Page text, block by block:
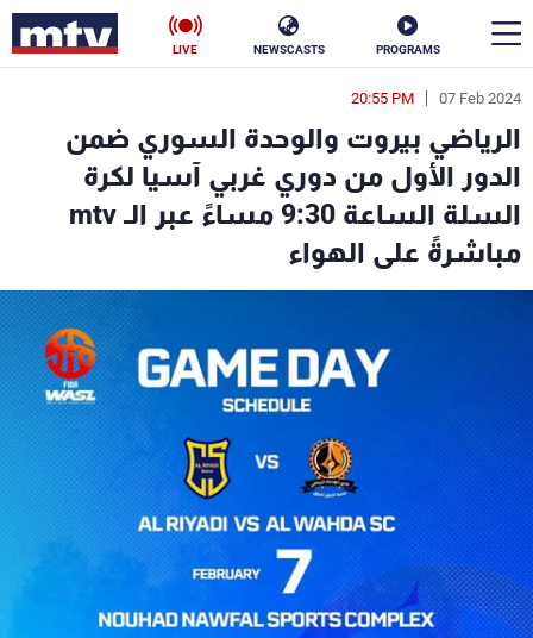
PROGRAMS
NEWSCASTS
LIVE
07 Feb 2024
20:55 PM
الرياضي بيروت والوحدة السوري ضمن
الدور الأول من دوري غربي آسيا لكرة
السلة الساعة 9:30 مساءً عبر الـ mtv
مباشرةً على الهواء
en
الأخبار
سياسة ناس
إقتصاد
البرامج
جدول البرامج
شاهد البرامج
الترددات